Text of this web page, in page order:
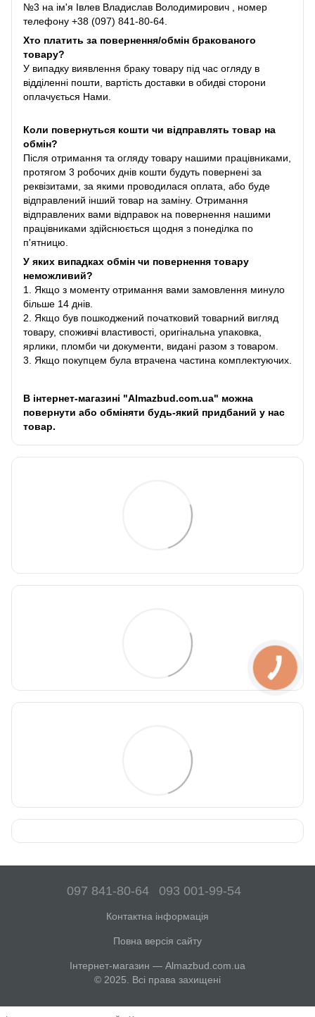
№3 на ім'я Івлев Владислав Володимирович , номер
телефону +38 (097) 841-80-64.
Хто платить за повернення/обмін бракованого
товару?
У випадку виявлення браку товару під час огляду в
відділенні пошти, вартість доставки в обидві сторони
оплачується Нами.
Коли повернуться кошти чи відправлять товар на
обмін?
Після отримання та огляду товару нашими працівниками,
протягом 3 робочих днів кошти будуть повернені за
реквізитами, за якими проводилася оплата, або буде
відправлений інший товар на заміну. Отримання
відправлених вами відправок на повернення нашими
працівниками здійснюється щодня з понеділка по
п'ятницю.
У яких випадках обмін чи повернення товару
неможливий?
1. Якщо з моменту отримання вами замовлення минуло
більше 14 днів.
2. Якщо був пошкоджений початковий товарний вигляд
товару, споживчі властивості, оригінальна упаковка,
ярлики, пломби чи документи, видані разом з товаром.
3. Якщо покупцем була втрачена частина комплектуючих.
В інтернет-магазині "Almazbud.com.ua" можна
повернути або обміняти будь-який придбаний у нас
товар.
097 841-80-64 093 001-99-54
Контактна інформація
Повна версія сайту
Інтернет-магазин — Almazbud.com.ua
© 2025. Всі права захищені